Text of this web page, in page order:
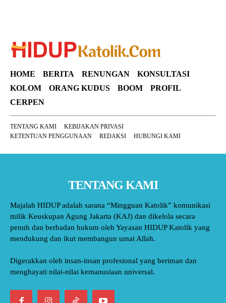
HOME BERITA RENUNGAN
KONSULTASI
KOLOM
ORANG KUDUS BOOM
PROFIL
CERPEN
TENTANG KAMI
KEBIJAKAN PRIVASI
KETENTUAN PENGGUNAAN
REDAKSI HUBUNGI KAMI
TENTANG KAMI
Majalah HIDUP adalah sarana “Mingguan Katolik” komunikasi
milik Keuskupan Agung Jakarta (KAJ) dan dikelola secara
penuh dan berbadan hukum oleh Yayasan HIDUP Katolik yang
mendukung dan ikut membangun umat Allah.
Digerakkan oleh insan-insan profesional yang beriman dan
menghayati nilai-nilai kemanusiaan universal.